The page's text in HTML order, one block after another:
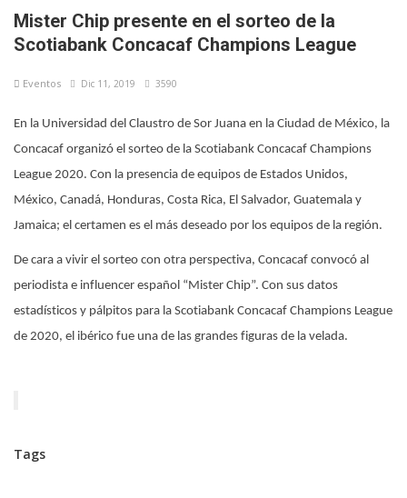
Mister Chip presente en el sorteo de la
Scotiabank Concacaf Champions League
Eventos Dic 11, 2019 3590
En la Universidad del Claustro de Sor Juana en la Ciudad de México, la
Concacaf organizó el sorteo de la Scotiabank Concacaf Champions
League 2020. Con la presencia de equipos de Estados Unidos,
México, Canadá, Honduras, Costa Rica, El Salvador, Guatemala y
Jamaica; el certamen es el más deseado por los equipos de la región.
De cara a vivir el sorteo con otra perspectiva, Concacaf convocó al
periodista e influencer español “Mister Chip”. Con sus datos
estadísticos y pálpitos para la Scotiabank Concacaf Champions League
de 2020, el ibérico fue una de las grandes figuras de la velada.
Tags